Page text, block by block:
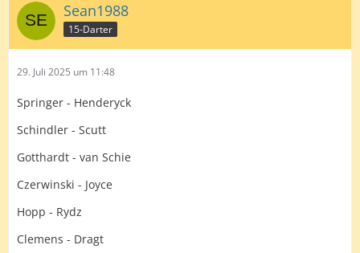
Sean1988
15-Darter
29. Juli 2025 um 11:48
Springer - Henderyck
Schindler - Scutt
Gotthardt - van Schie
Czerwinski - Joyce
Hopp - Rydz
Clemens - Dragt